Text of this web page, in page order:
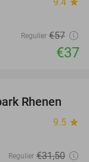
Regulier €57
€37
19%
Rhenen
9.5 star
Regulier €31,50